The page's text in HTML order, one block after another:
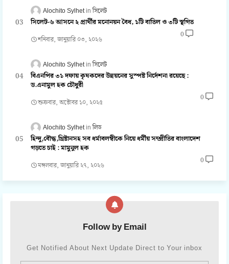
Alochito Sylhet সিলেট
সিলেট-৬ আসনে ২ প্রার্থীর মনোনয়ন বৈধ, ১টি বাতিল ও ৩টি স্থগিত
শনিবার, জানুয়ারি ০৩, ২০২৬
0
Alochito Sylhet সিলেট
বিএনপির ৩১ দফায় কৃষকদের উন্নয়নের সুস্পষ্ট নির্দেশনা রয়েছে :
ড.এনামুল হক চৌধুরী
শুক্রবার, অক্টোবর ১০, ২০২৫
0
Alochito Sylhet লিড
হিন্দু,বৌদ্ধ,খ্রিষ্টানসহ সব ধর্মাবলম্বীকে নিয়ে ধর্মীয় সম্প্রীতির বাংলাদেশ
গড়তে চাই : মামুনুল হক
মঙ্গলবার, জানুয়ারি ২৭, ২০২৬
0
Follow by Email
Get Notified About Next Update Direct to Your inbox